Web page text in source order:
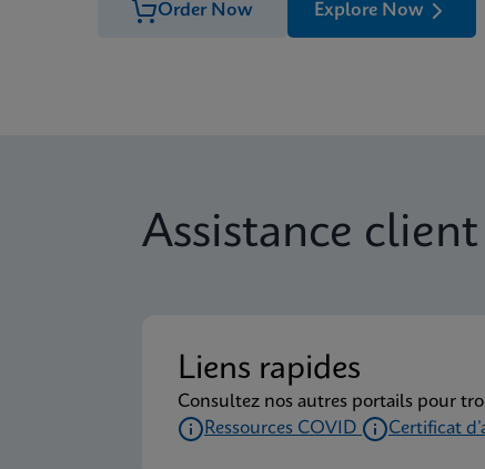
Order Now Explore Now
Assistance client
Liens rapides
Consultez nos autres portails pour
Ressources COVID
Certificat